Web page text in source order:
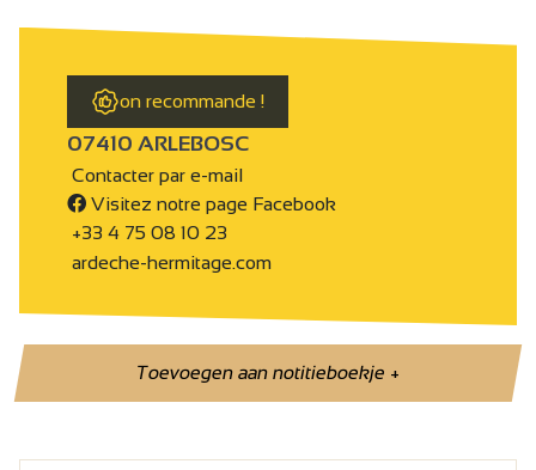
on recommande !
07410 ARLEBOSC
Contacter par e-mail
Visitez notre page Facebook
+33 4 75 08 10 23
ardeche-hermitage.com
Toevoegen aan notitieboekje+